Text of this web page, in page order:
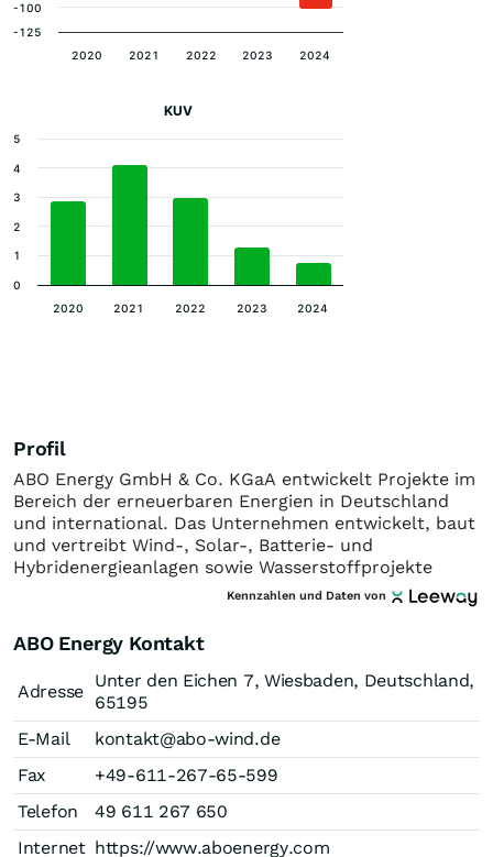
2020 2021 2022 2023 2024
-125
-100
KUV
2020 2021 2022 2023 2024
0
1
2
3
4
5
Profil
ABO Energy GmbH & Co. KGaA entwickelt Projekte im
Bereich der erneuerbaren Energien in Deutschland
und international. Das Unternehmen entwickelt, baut
und vertreibt Wind-, Solar-, Batterie- und
Hybridenergieanlagen sowie Wasserstoffprojekte
Kennzahlen und Daten von
ABO Energy Kontakt
Adresse
Unter den Eichen 7, Wiesbaden, Deutschland,
65195
E-Mail
kontakt@abo-wind.de
Fax
+49-611-267-65-599
Telefon
49 611 267 650
Internet https://www.aboenergy.com